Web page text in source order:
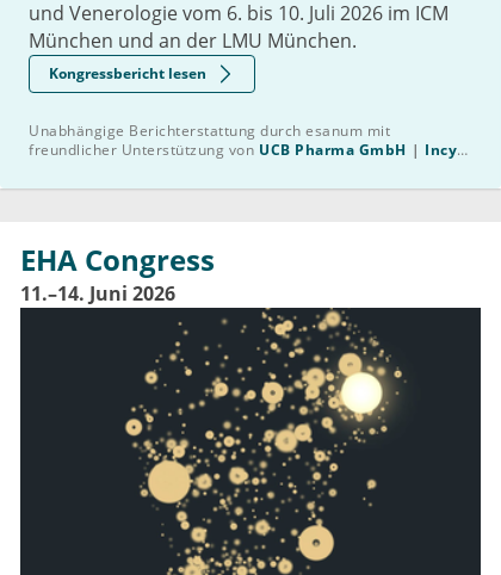
und Venerologie vom 6. bis 10. Juli 2026 im ICM
München und an der LMU München.
Kongressbericht lesen
Unabhängige Berichterstattung durch esanum mit
freundlicher Unterstützung von UCB Pharma GmbH
Incyte
EHA Congress
11.–14. Juni 2026